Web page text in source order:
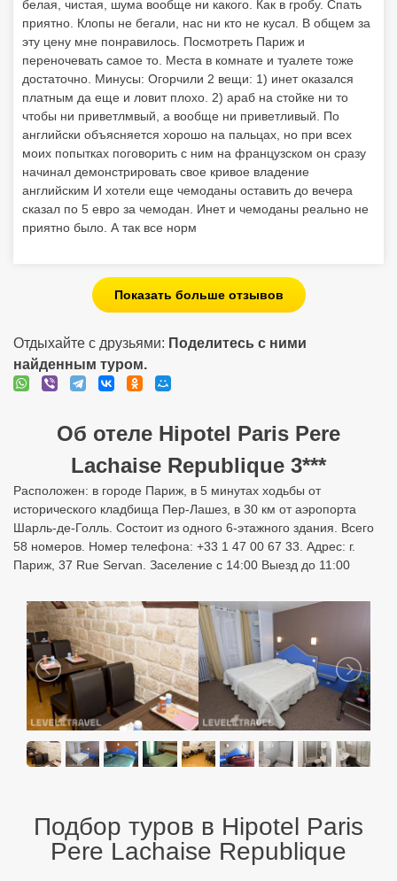
белая, чистая, шума вообще ни какого. Как в гробу. Спать
приятно. Клопы не бегали, нас ни кто не кусал. В общем за
эту цену мне понравилось. Посмотреть Париж и
переночевать самое то. Места в комнате и туалете тоже
достаточно. Минусы: Огорчили 2 вещи: 1) инет оказался
платным да еще и ловит плохо. 2) араб на стойке ни то
чтобы ни приветлмвый, а вообще ни приветливый. По
английски объясняется хорошо на пальцах, но при всех
моих попытках поговорить с ним на французском он сразу
начинал демонстрировать свое кривое владение
английским И хотели еще чемоданы оставить до вечера
сказал по 5 евро за чемодан. Инет и чемоданы реально не
приятно было. А так все норм
Показать больше отзывов
Отдыхайте с друзьями: Поделитесь с ними
найденным туром.
Об отеле Hipotel Paris Pere
Lachaise Republique 3***
Расположен: в городе Париж, в 5 минутах ходьбы от
исторического кладбища Пер-Лашез, в 30 км от аэропорта
Шарль-де-Голль. Состоит из одного 6-этажного здания. Всего
58 номеров. Номер телефона: +33 1 47 00 67 33. Адрес: г.
Париж, 37 Rue Servan. Заселение с 14:00 Выезд до 11:00
Подбор туров в Hipotel Paris
Pere Lachaise Republique